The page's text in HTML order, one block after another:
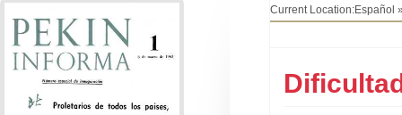
Current Location:Español